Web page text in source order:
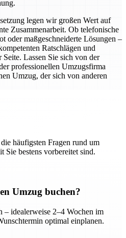
legen wir großen Wert auf
Zusammenarbeit. Ob telefonische
oder maßgeschneiderte Lösungen –
Ratschlägen und
Lassen Sie sich von der
professionellen Umzugsfirma
Umzug, der sich von anderen
häufigsten Fragen rund um
Sie bestens vorbereitet sind.
Umzug buchen?
– idealerweise 2–4 Wochen im
optimal einplanen.